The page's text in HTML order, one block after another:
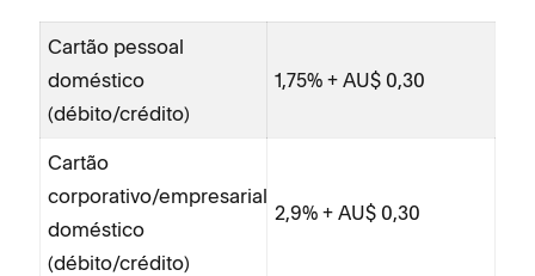
Cartão pessoal
doméstico
(débito/crédito)
1,75% + AU$ 0,30
Cartão
corporativo/empresarial
doméstico
(débito/crédito)
2,9% + AU$ 0,30